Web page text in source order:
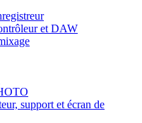
et DAW
support et écran de